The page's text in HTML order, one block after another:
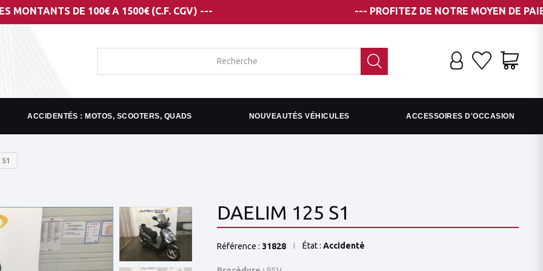
DE 100€ A 1500€ (C.F. CGV) --- --- PROFITEZ DE NOTRE MOYEN DE PAIEMENT
ACCIDENTÉS : MOTOS, SCOOTERS, QUADS NOUVEAUTÉS VÉHICULES ACCESSOIRES D'OCCASION
DAELIM 125 S1
Référence : 31828 État : Accidenté